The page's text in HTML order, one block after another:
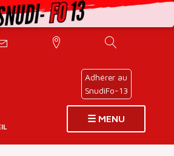
Adhérer au
SnudiFo-13
☰ MENU